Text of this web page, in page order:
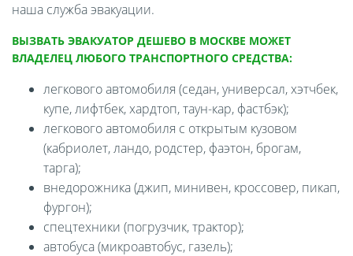
наша служба эвакуации.
ВЫЗВАТЬ ЭВАКУАТОР ДЕШЕВО В МОСКВЕ МОЖЕТ
ВЛАДЕЛЕЦ ЛЮБОГО ТРАНСПОРТНОГО СРЕДСТВА:
легкового автомобиля (седан, универсал, хэтчбек,
купе, лифтбек, хардтоп, таун-кар, фастбэк);
легкового автомобиля с открытым кузовом
(кабриолет, ландо, родстер, фаэтон, брогам,
тарга);
внедорожника (джип, минивен, кроссовер, пикап,
фургон);
спецтехники (погрузчик, трактор);
автобуса (микроавтобус, газель);